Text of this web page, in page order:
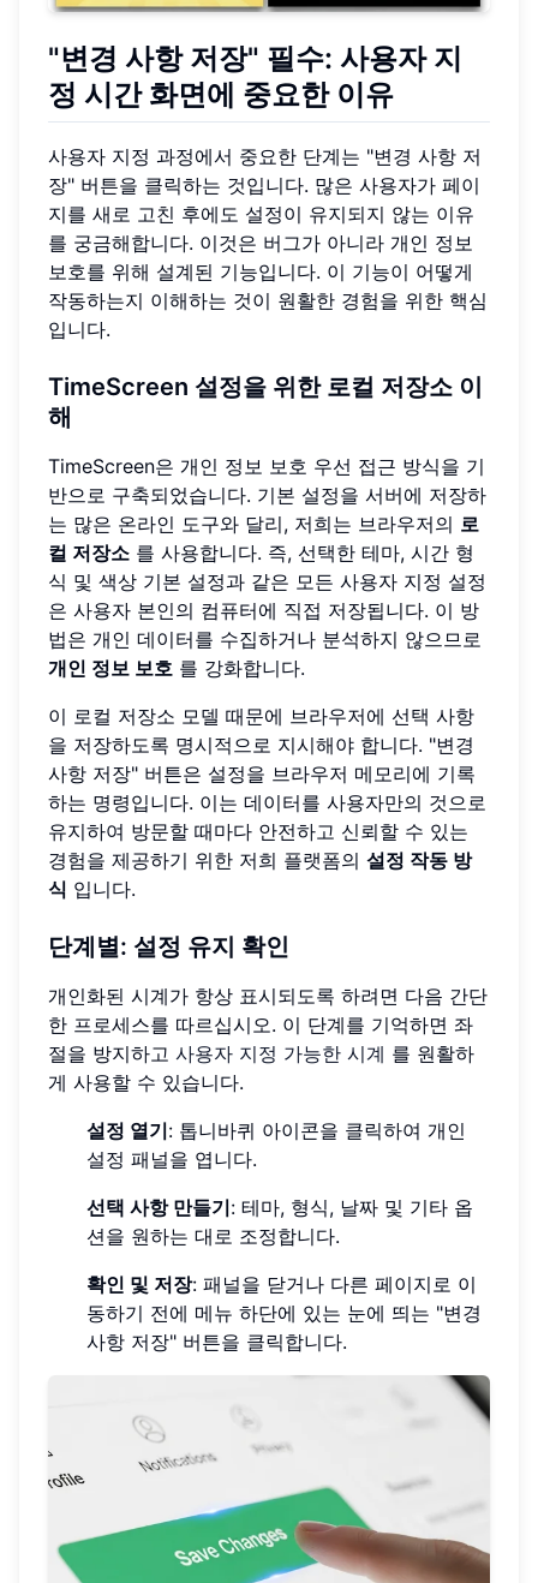
"변경 사항 저장" 필수: 사용자 지
정 시간 화면에 중요한 이유
사용자 지정 과정에서 중요한 단계는 "변경 사항 저
장" 버튼을 클릭하는 것입니다. 많은 사용자가 페이
지를 새로 고친 후에도 설정이 유지되지 않는 이유
를 궁금해합니다. 이것은 버그가 아니라 개인 정보
보호를 위해 설계된 기능입니다. 이 기능이 어떻게
작동하는지 이해하는 것이 원활한 경험을 위한 핵심
입니다.
TimeScreen 설정을 위한 로컬 저장소 이
해
TimeScreen은 개인 정보 보호 우선 접근 방식을 기
반으로 구축되었습니다. 기본 설정을 서버에 저장하
는 많은 온라인 도구와 달리, 저희는 브라우저의 로
컬 저장소 를 사용합니다. 즉, 선택한 테마, 시간 형
식 및 색상 기본 설정과 같은 모든 사용자 지정 설정
은 사용자 본인의 컴퓨터에 직접 저장됩니다. 이 방
법은 개인 데이터를 수집하거나 분석하지 않으므로
개인 정보 보호 를 강화합니다.
이 로컬 저장소 모델 때문에 브라우저에 선택 사항
을 저장하도록 명시적으로 지시해야 합니다. "변경
사항 저장" 버튼은 설정을 브라우저 메모리에 기록
하는 명령입니다. 이는 데이터를 사용자만의 것으로
유지하여 방문할 때마다 안전하고 신뢰할 수 있는
경험을 제공하기 위한 저희 플랫폼의 설정 작동 방
식 입니다.
단계별: 설정 유지 확인
개인화된 시계가 항상 표시되도록 하려면 다음 간단
한 프로세스를 따르십시오. 이 단계를 기억하면 좌
절을 방지하고 사용자 지정 가능한 시계 를 원활하
게 사용할 수 있습니다.
설정 열기: 톱니바퀴 아이콘을 클릭하여 개인
설정 패널을 엽니다.
선택 사항 만들기: 테마, 형식, 날짜 및 기타 옵
션을 원하는 대로 조정합니다.
확인 및 저장: 패널을 닫거나 다른 페이지로 이
동하기 전에 메뉴 하단에 있는 눈에 띄는 "변경
사항 저장" 버튼을 클릭합니다.